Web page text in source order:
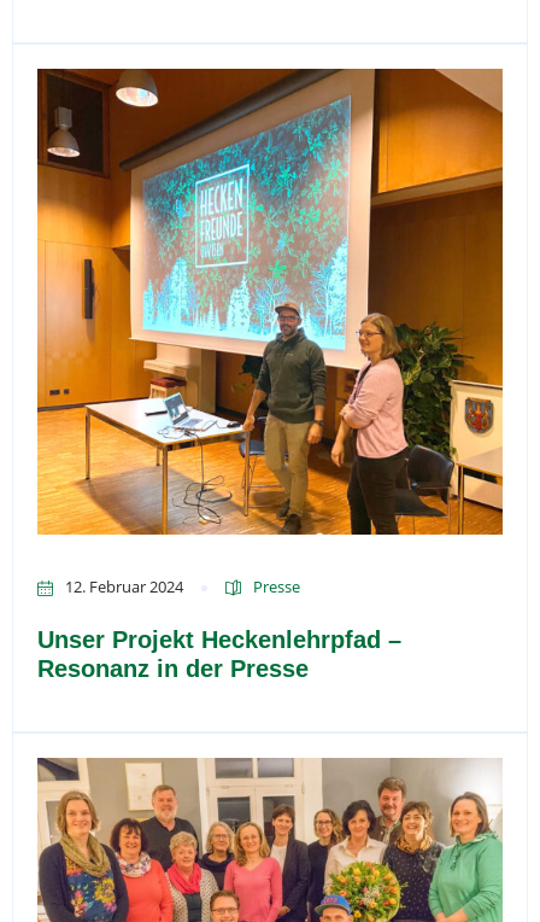
12. Februar 2024 Presse
Unser Projekt Heckenlehrpfad –
Resonanz in der Presse